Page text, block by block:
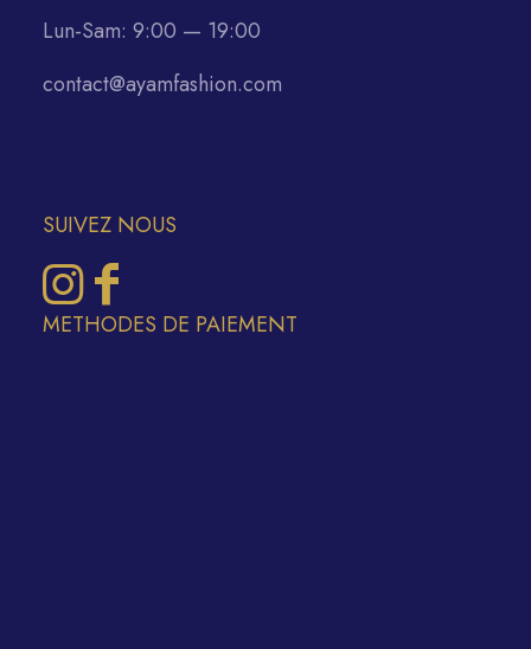
Lun-Sam: 9:00 — 19:00
contact@ayamfashion.com
SUIVEZ NOUS
METHODES DE PAIEMENT